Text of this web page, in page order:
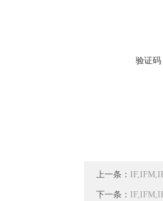
验证码
上一条：
下一条：